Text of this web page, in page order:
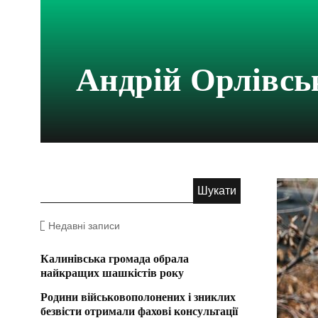
Андрій
Недавні записи
Калинівська громада обрала
найкращих шашкістів року
Родини військовополонених і зниклих
безвісти отримали фахові консультації